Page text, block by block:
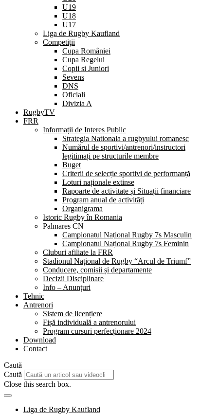
U19
U18
U17
Liga de Rugby Kaufland
Competiții
Cupa României
Cupa Regelui
Copii si Juniori
Sevens
DNS
Oficiali
Divizia A
RugbyTV
FRR
Informații de Interes Public
Strategia Nationala a rugbyului romanesc
Numărul de sportivi/antrenori/instructori
legitimați pe structurile membre
Buget
Criterii de selecție sportivi de performanță
Loturi naționale extinse
Rapoarte de activitate și Situații financiare
Program anual de activități
Organigrama
Istoric Rugby în Romania
Palmares CN
Campionatul Național Rugby 7s Masculin
Campionatul Național Rugby 7s Feminin
Cluburi afiliate la FRR
Stadionul Național de Rugby “Arcul de Triumf”
Conducere, comisii și departamente
Decizii Disciplinare
Info – Anunțuri
Tehnic
Antrenori
Sistem de licențiere
Fișă individuală a antrenorului
Program cursuri perfecționare 2024
Download
Contact
Caută
Caută
Close this search box.
Liga de Rugby Kaufland